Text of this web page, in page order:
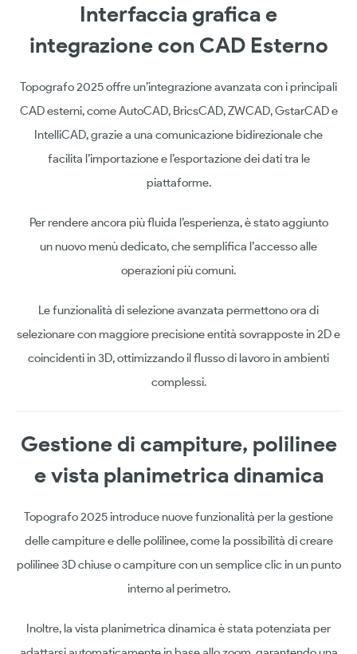
Interfaccia grafica e
integrazione con CAD Esterno
Topografo 2025 offre un’integrazione avanzata con i principali
CAD esterni, come AutoCAD, BricsCAD, ZWCAD, GstarCAD e
IntelliCAD, grazie a una comunicazione bidirezionale che
facilita l’importazione e l’esportazione dei dati tra le
piattaforme.
Per rendere ancora più fluida l’esperienza, è stato aggiunto
un nuovo menù dedicato, che semplifica l’accesso alle
operazioni più comuni.
Le funzionalità di selezione avanzata permettono ora di
selezionare con maggiore precisione entità sovrapposte in 2D e
coincidenti in 3D, ottimizzando il flusso di lavoro in ambienti
complessi.
Gestione di campiture, polilinee
e vista planimetrica dinamica
Topografo 2025 introduce nuove funzionalità per la gestione
delle campiture e delle polilinee, come la possibilità di creare
polilinee 3D chiuse o campiture con un semplice clic in un punto
interno al perimetro.
Inoltre, la vista planimetrica dinamica è stata potenziata per